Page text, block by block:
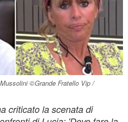
©Grande Fratello Vip /
criticato la scenata di